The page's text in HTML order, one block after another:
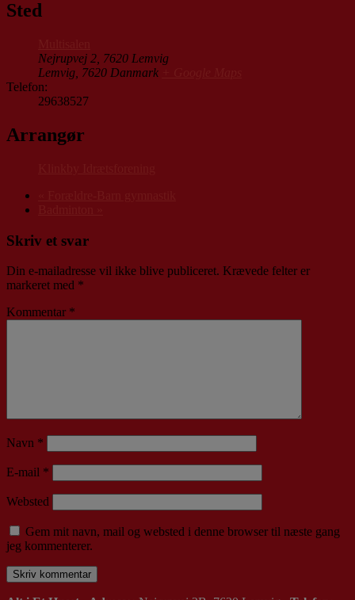
Sted
Nejrupvej 2, 7620 Lemvig
Lemvig 7620 Danmark
Telefon:
29638527
Arrangør
Skriv et svar
Din e-mailadresse vil ikke blive publiceret. Krævede felter er
markeret med *
Kommentar *
Navn *
E-mail *
Websted
Gem mit navn, mail og websted i denne browser til næste gang
jeg kommenterer.